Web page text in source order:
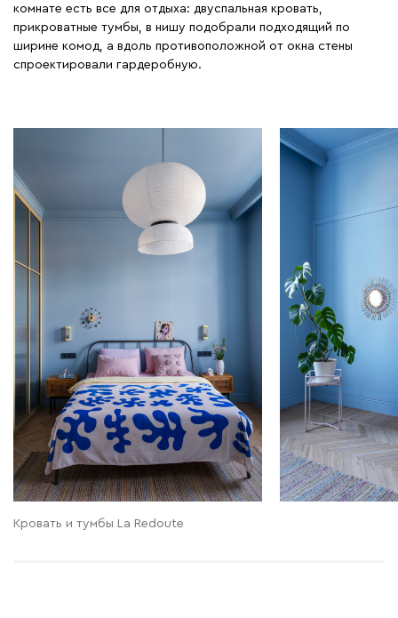
комнате есть все для отдыха: двуспальная кровать,
прикроватные тумбы, в нишу подобрали подходящий по
ширине комод, а вдоль противоположной от окна стены
спроектировали гардеробную.
Кровать и тумбы La Redoute